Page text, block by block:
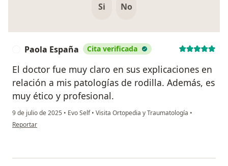
Si No
Paola España Cita verificada
El doctor fue muy claro en sus explicaciones en
relación a mis patologías de rodilla. Además, es
muy ético y profesional.
9 de julio de 2025 • Evo Self• Visita Ortopedia y Traumatología •
en opinión del usuario Paola España
Reportar